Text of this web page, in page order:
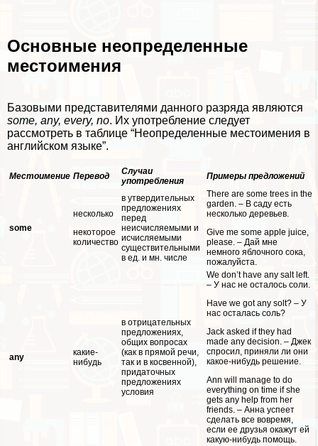
Основные неопределенные
местоимения
Базовыми представителями данного разряда являются
some, any, every, no. Их употрeбление следует
рассмотреть в таблице “Неопределенные местоимения в
английском языке”.
Местоимение Перевод
Случаи
употрeбления
Примеры предложений
some
несколько
некоторое
количество
в утвердительных
предложениях
перед
неисчисляемыми и
исчисляемыми
существительными
в ед. и мн. числе
There are some trees in the
garden. – В саду есть
несколько деревьев.
Give me some apple juice,
please. – Дай мне
немного яблочного сока,
пожалуйста.
any
какие-
нибудь
в отрицательных
предложениях,
общих вопросах
(как в прямой речи,
так и в косвенной),
придаточных
предложениях
условия
We don’t have any salt left.
– У нас не осталось соли.
Have we got any solt? – У
нас осталась соль?
Jack asked if they had
made any decision. – Джек
спросил, приняли ли они
какое-нибудь решение.
Ann will manage to do
everything on time if she
gets any help from her
friends. – Анна успеет
сделать все вовремя,
если ее друзья окажут ей
какую-нибудь помощь.